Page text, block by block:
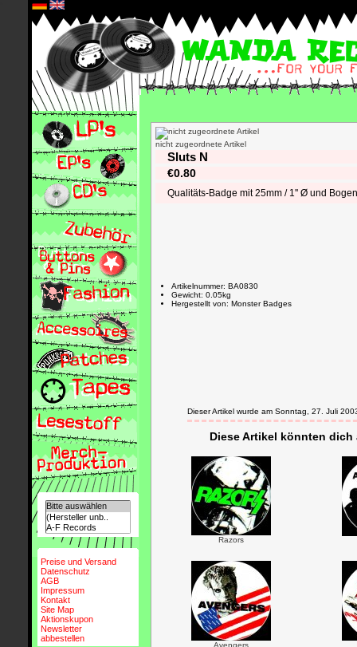
Preise und Versand
Datenschutz
AGB
Impressum
Kontakt
Site Map
Aktionskupon
Newsletter
abbestellen
nicht zugeordnete Artikel
Sluts N
€0.80
Qualitäts-Badge mit 25mm / 1'' Ø und
Artikelnummer: BA0830
Gewicht: 0.05kg
Hergestellt von: Monster Badges
Dieser Artikel wurde am Sonntag, 27. Juli
Diese Artikel könnten
Razors
Avengers